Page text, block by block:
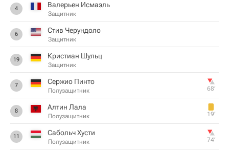
4 Валерьен Исмаэль
Защитник
6 Стив Черундоло
Защитник
19 Кристиан Шульц
Защитник
7 Сержио Пинто
Полузащитник 68‎’‎
8 Алтин Лала
Полузащитник 19‎’‎
11 Сабольч Хусти
Полузащитник 74‎’‎